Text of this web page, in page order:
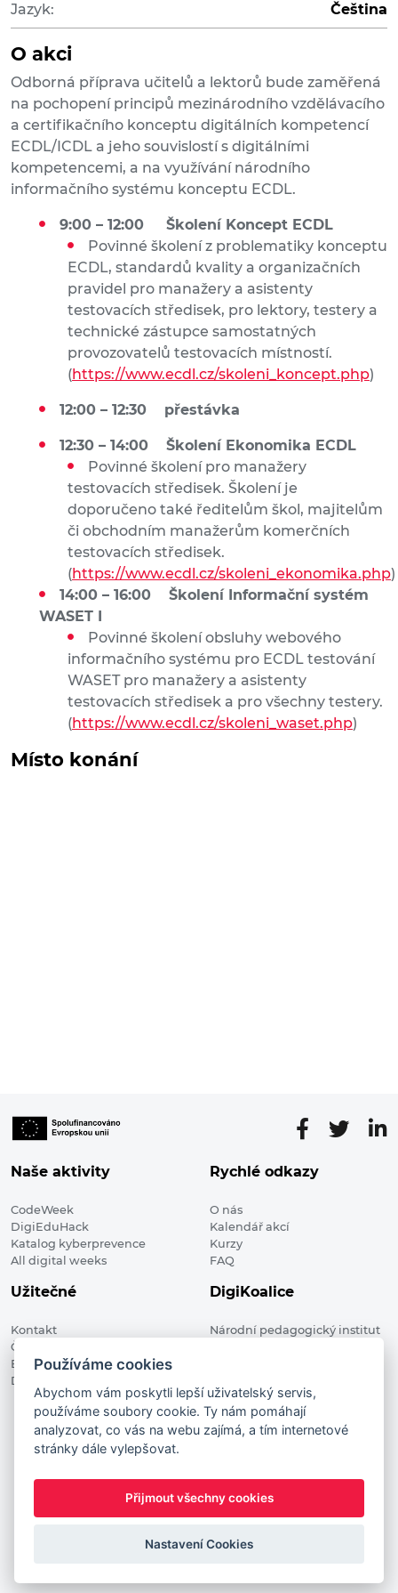
Jazyk: Čeština
O akci
Odborná příprava učitelů a lektorů bude zaměřená
na pochopení principů mezinárodního vzdělávacího
a certifikačního konceptu digitálních kompetencí
ECDL/ICDL a jeho souvislostí s digitálními
kompetencemi, a na využívání národního
informačního systému konceptu ECDL.
9:00 – 12:00 Školení Koncept ECDL
Povinné školení z problematiky konceptu
ECDL, standardů kvality a organizačních
pravidel pro manažery a asistenty
testovacích středisek, pro lektory, testery a
technické zástupce samostatných
provozovatelů testovacích místností.
(https://www.ecdl.cz/skoleni_koncept.php)
12:00 – 12:30 přestávka
12:30 – 14:00 Školení Ekonomika ECDL
Povinné školení pro manažery
testovacích středisek. Školení je
doporučeno také ředitelům škol, majitelům
či obchodním manažerům komerčních
testovacích středisek.
(https://www.ecdl.cz/skoleni_ekonomika.php)
14:00 – 16:00 Školení Informační systém
WASET I
Povinné školení obsluhy webového
informačního systému pro ECDL testování
WASET pro manažery a asistenty
testovacích středisek a pro všechny testery.
(https://www.ecdl.cz/skoleni_waset.php)
Místo konání
Naše aktivity
CodeWeek
DigiEduHack
Katalog kyberprevence
All digital weeks
Rychlé odkazy
O nás
Kalendář akcí
Kurzy
FAQ
Užitečné
Kontakt
Členské organizace
Blog
Digitalizace ve vzdělávání
DigiKoalice
Národní pedagogický institut
DigiKoalice 2021. All rights reserved
Vstup do administrace
This project has received funding from the European
Commission Innovation and Networks Executive Agency (now
Commission and the European Commission is not responsible
Používáme cookies
Abychom vám poskytli lepší uživatelský servis,
používáme soubory cookie. Ty nám pomáhají
analyzovat, co vás na webu zajímá, a tím internetové
stránky dále vylepšovat.
Přijmout všechny cookies
Nastavení Cookies